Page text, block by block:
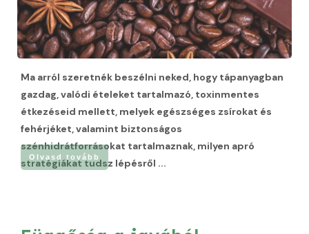
Ma arról szeretnék beszélni neked, hogy tápanyagban
gazdag, valódi ételeket tartalmazó, toxinmentes
étkezéseid mellett, melyek egészséges zsírokat és
fehérjéket, valamint biztonságos
szénhidrátforrásokat tartalmaznak, milyen apró
stratégiákat tudsz lépésről ...
Olvasd tovább